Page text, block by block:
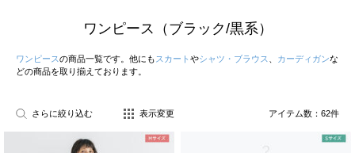
ワンピース（ブラック/黒系）
ワンピースの商品一覧です。他にも スカート やシャツ・ブラウス カーディガンな
どの商品を取り揃えております。
さらに絞り込む 表示変更 アイテム数： 62件